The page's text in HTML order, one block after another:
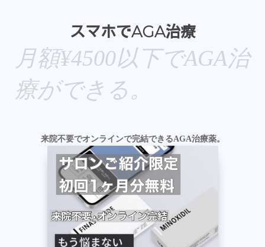
スマホでAGA治療
月額¥4500以下でAGA治
療ができる。
来院不要でオンラインで完結できるAGA治療薬。